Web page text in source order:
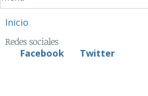
Se encuentra usted aquí
Inicio
Redes sociales
Facebook
Twitter